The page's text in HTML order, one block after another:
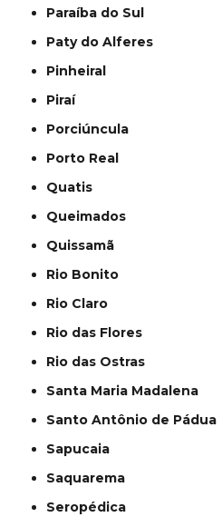
Paraíba do Sul
Paty do Alferes
Pinheiral
Piraí
Porciúncula
Porto Real
Quatis
Queimados
Quissamã
Rio Bonito
Rio Claro
Rio das Flores
Rio das Ostras
Santa Maria Madalena
Santo Antônio de Pádua
Sapucaia
Saquarema
Seropédica